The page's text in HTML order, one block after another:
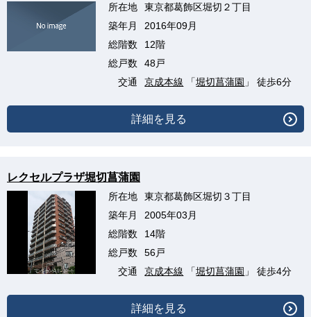
所在地
東京都葛飾区堀切２丁目
築年月
2016年09月
総階数
12階
総戸数
48戸
交通
京成本線 「堀切菖蒲園 」 徒歩6分
詳細を見る
レクセルプラザ堀切菖蒲園
所在地
東京都葛飾区堀切３丁目
築年月
2005年03月
総階数
14階
総戸数
56戸
交通
京成本線 「堀切菖蒲園 」 徒歩4分
詳細を見る